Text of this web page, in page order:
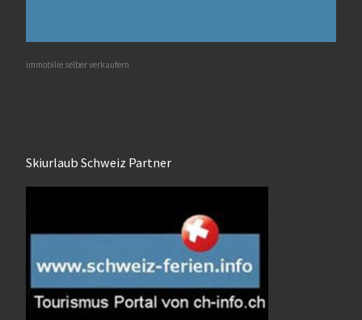
immobilie selber verkaufern
Skiurlaub Schweiz Partner